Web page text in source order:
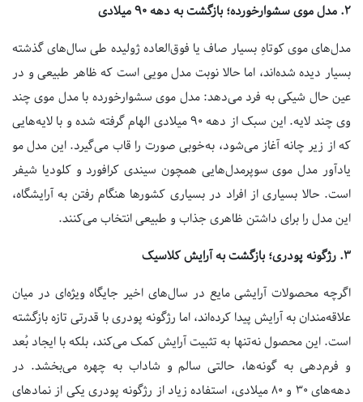
۲. مدل موی سشوارخورده؛ بازگشت به دهه۹۰میلادی
مدل‌های موی کوتاهِ بسیار صاف یا فوق‌العاده ژولیده طی سال‌های گذشته
بسیار دیده شده‌اند، اما حالا نوبت مدل مویی است که ظاهر طبیعی و در
عین حال شیکی به فرد می‌دهد: مدل موی سشوارخورده با مدل موی چند
وی چند لایه. این سبک از دهه۹۰میلادی الهام گرفته شده و با لایه‌هایی
که از زیر چانه آغاز می‌شود، به‌خوبی صورت را قاب می‌گیرد. این مدل مو
یادآور مدل موی سوپرمدل‌هایی همچون سیندی کرافورد و کلودیا شیفر
است. حالا بسیاری از افراد در بسیاری کشورها هنگام رفتن به آرایشگاه،
این مدل را برای داشتن ظاهری جذاب و طبیعی انتخاب می‌کنند.
۳. رژگونه پودری؛ بازگشت به آرایش کلاسیک
اگرچه محصولات آرایشی مایع در سال‌های اخیر جایگاه ویژه‌ای در میان
علاقه‌مندان به آرایش پیدا کرده‌اند، اما رژگونه پودری با قدرتی تازه بازگشته
است. این محصول نه‌تنها به تثبیت آرایش کمک می‌کند، بلکه با ایجاد بُعد
و فرم‌دهی به گونه‌ها، حالتی سالم و شاداب به چهره می‌بخشد. در
دهه‌های۳۰ و۸۰میلادی، استفاده زیاد از رژگونه پودری یکی از نماد‌های